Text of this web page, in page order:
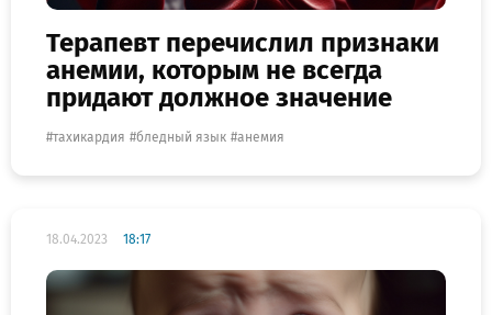
Терапевт перечислил признаки
анемии, которым не всегда
придают должное значение
тахикардия бледный язык анемия
18.04.2023 18:17